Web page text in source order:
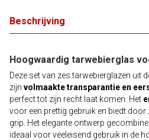
Beschrijving
Hoogwaardig tarwebierglas
Deze set van zes tarwebierglazen uit
zijn volmaakte transparantie en
perfect tot zijn recht laat komen. Het
voor een prettig gebruik en biedt door
grip. Het elegante ontwerp
ideaal voor veeleisend gebruik in de